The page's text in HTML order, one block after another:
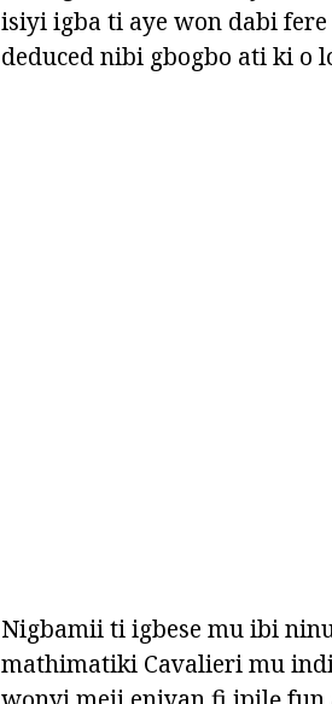
isiyi igba ti aye won dabi
deduced nibi gbogbo ati ki o
Nigbamii ti igbese mu ibi
mathimatiki Cavalieri mu